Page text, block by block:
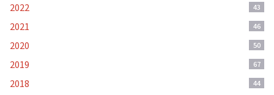
2022 43
2021 46
2020 50
2019 67
2018 44